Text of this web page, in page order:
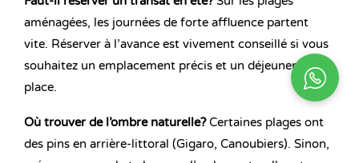
aménagées, les journées de forte affluence partent
vite. Réserver à l’avance est vivement conseillé si vous
souhaitez un emplacement précis et un déjeuner sur
place.
Où trouver de l’ombre naturelle?Certaines plages ont
des pins en arrière-littoral (Gigaro, Canoubiers). Sinon,